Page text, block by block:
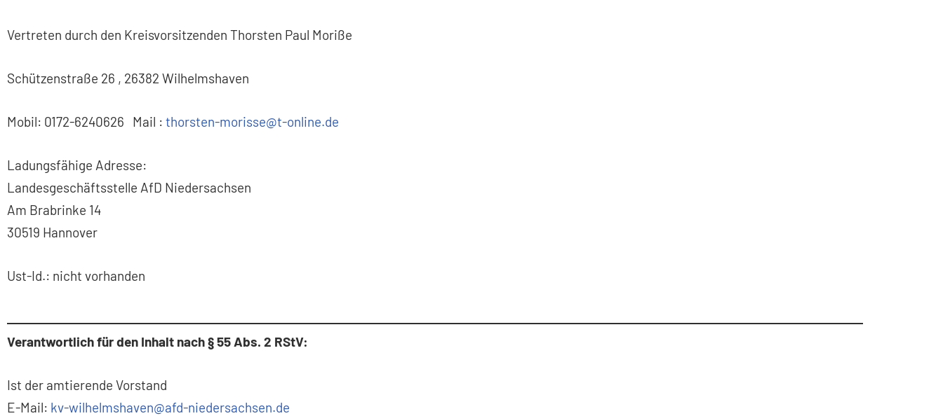
Vertreten durch den Kreisvorsitzenden Thorsten Paul Moriße
Schützenstraße 26 , 26382 Wilhelmshaven
Mobil: 0172-6240626 Mail : thorsten-morisse@t-online.de
Ladungsfähige Adresse:
Landesgeschäftsstelle AfD Niedersachsen
Am Brabrinke 14
30519 Hannover
Ust-Id.: nicht vorhanden
Verantwortlich für den Inhalt nach § 55 Abs. 2 RStV:
Ist der amtierende Vorstand
E-Mail: kv-wilhelmshaven@afd-niedersachsen.de